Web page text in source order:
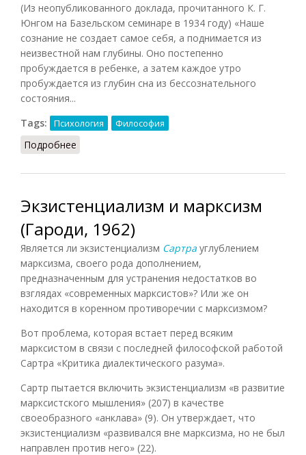
(Из неопубликованного доклада, прочитанного К. Г.
Юнгом на Базельском семинаре в 1934 году) «Наше
сознание не создает самое себя, а поднимается из
неизвестной нам глубины. Оно постепенно
пробуждается в ребенке, а затем каждое утро
пробуждается из глубин сна из бессознательного
состояния...
Tags:
Психология Философия
Подробнее
Экзистенциализм и марксизм
(Гароди, 1962)
Является ли экзистенциализм Сартра углублением
марксизма, своего рода дополнением,
предназначенным для устранения недостатков во
взглядах «современных марксистов»? Или же он
находится в коренном противоречии с марксизмом?
Вот проблема, которая встает перед всяким
марксистом в связи с последней философской работой
Сартра «Критика диалектического разума».
Сартр пытается включить экзистенциализм «в развитие
марксистского мышления» (207) в качестве
своеобразного «анклава» (9). Он утверждает, что
экзистенциализм «развивался вне марксизма, но не был
направлен против него» (22).